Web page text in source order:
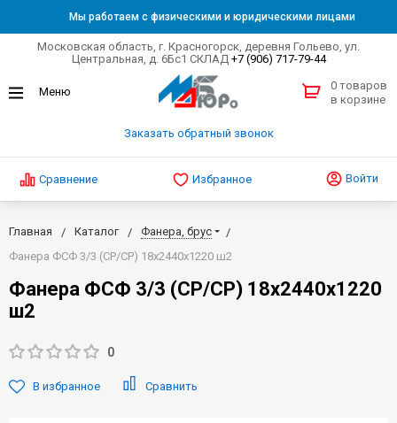
Мы работаем с физическими и юридическими лицами
Московская область, г. Красногорск, деревня Гольево, ул.
Центральная, д. 6Бс1 СКЛАД +7 (906) 717-79-44
Заказать обратный звонок
0 товаров
в корзине
Сравнение Избранное Войти
Главная Каталог
Фанера, брус
Фанера ФСФ 3/3 (СР/СР) 18х2440х1220 ш2
Фанера ФСФ 3/3 (СР/СР) 18х2440х1220
ш2
0
В избранное Сравнить